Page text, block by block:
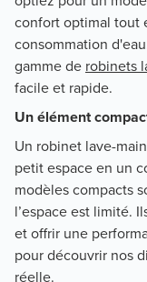
confort optimal tout
consommation
gamme de robinets
facile et rapide.
Un élément
Un robinet lave-
petit espace en un
modèles compacts
l’espace est limité.
et offrir une
pour découvrir nos
réelle.